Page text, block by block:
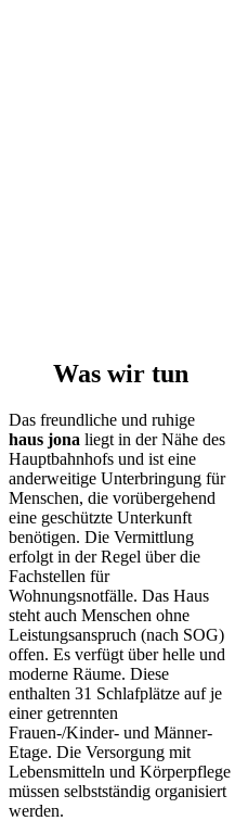
Was wir tun
Das freundliche und ruhige
haus jona liegt in der Nähe des
Hauptbahnhofs und ist eine
anderweitige Unterbringung für
Menschen, die vorübergehend
eine geschützte Unterkunft
benötigen. Die Vermittlung
erfolgt in der Regel über die
Fachstellen für
Wohnungsnotfälle. Das Haus
steht auch Menschen ohne
Leistungsanspruch (nach SOG)
offen. Es verfügt über helle und
moderne Räume. Diese
enthalten 31 Schlafplätze auf je
einer getrennten
Frauen-/Kinder- und Männer-
Etage. Die Versorgung mit
Lebensmitteln und Körperpflege
müssen selbstständig organisiert
werden.